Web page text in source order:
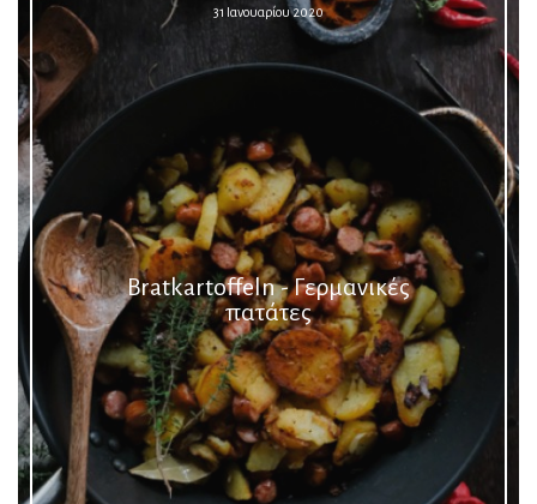
Bratkartoffeln - Γερμανικές
πατάτες
31 Ιανουαρίου 2020